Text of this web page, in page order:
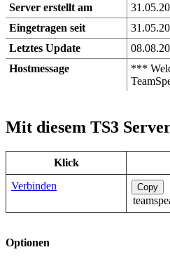
Server erstellt am
Eingetragen seit
Letztes Update
Hostmessage
***
Mit diesem TS3
Klick
Verbinden
Copy
Optionen